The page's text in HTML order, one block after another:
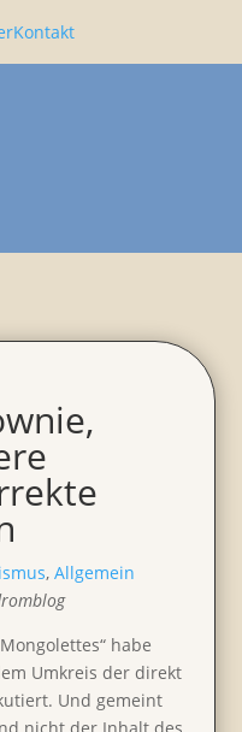
Kontakt
,Allgemein
habe
Umkreis der direkt
Und gemeint